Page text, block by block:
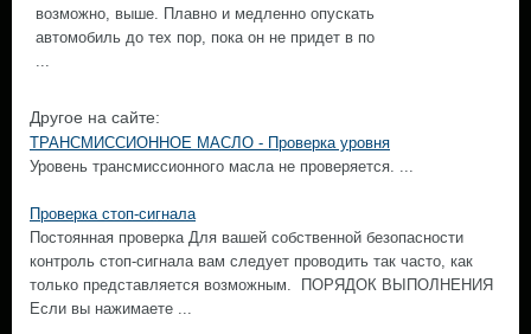
возможно, выше. Плавно и медленно опускать
автомобиль до тех пор, пока он не придет в по
...
Другое на сайте:
ТРАНСМИССИОННОЕ МАСЛО - Проверка уровня
Уровень трансмиссионного масла не проверяется. ...
Проверка стоп-сигнала
Постоянная проверка Для вашей собственной безопасности
контроль стоп-сигнала вам следует проводить так часто, как
только представляется возможным. ПОРЯДОК ВЫПОЛНЕНИЯ
Если вы нажимаете ...